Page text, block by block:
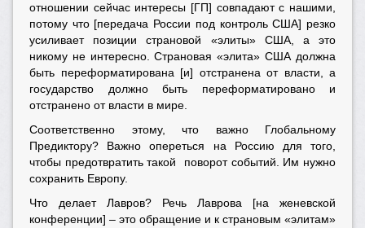
отношении сейчас интересы [ГП] совпадают с нашими,
потому что [передача России под контроль США] резко
усиливает позиции страновой «элиты» США, а это
никому не интересно. Страновая «элита» США должна
быть переформатирована [и] отстранена от власти, а
государство должно быть переформатировано и
отстранено от власти в мире.
Соответственно этому, что важно Глобальному
Предиктору? Важно опереться на Россию для того,
чтобы предотвратить такой поворот событий. Им нужно
сохранить Европу.
Что делает Лавров? Речь Лаврова [на женевской
конференции] – это обращение и к страновым «элитам»